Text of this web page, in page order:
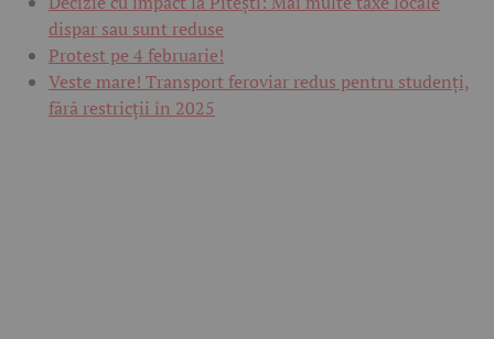
dispar sau sunt reduse
Protest pe 4 februarie!
Veste mare! Transport feroviar redus pentru studenți,
fără restricții în 2025